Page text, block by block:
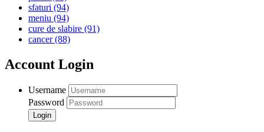
sfaturi (94)
meniu (94)
cure de slabire (91)
cancer(88)
Account Login
Username
Password